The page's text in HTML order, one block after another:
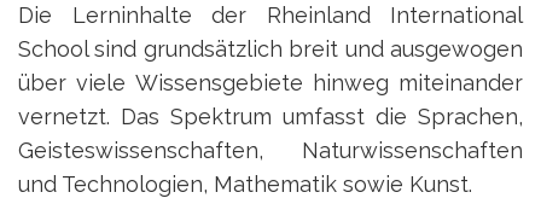
Die Lerninhalte der Rheinland International
School sind grundsätzlich breit und ausgewogen
über viele Wissensgebiete hinweg miteinander
vernetzt. Das Spektrum umfasst die Sprachen,
Geisteswissenschaften, Naturwissenschaften
und Technologien, Mathematik sowie Kunst.